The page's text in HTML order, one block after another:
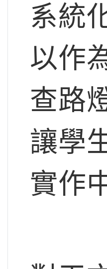
系統
以作
查路
讓學
實作